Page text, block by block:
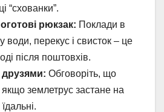
“схованки”.
рюкзак: Поклади в
води, перекус і свисток – це
після поштовхів.
друзями: Обговоріть, що
землетрус застане на